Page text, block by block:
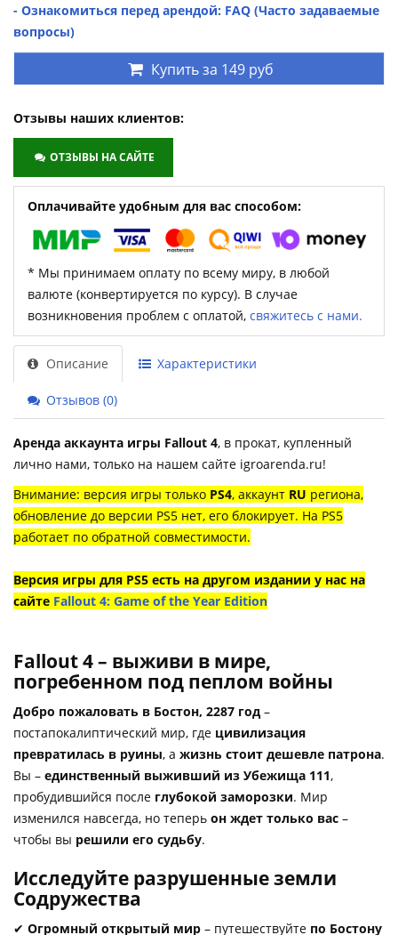
- Ознакомиться перед арендой: FAQ (Часто задаваемые
вопросы)
Купить за 149 руб
Отзывы наших клиентов:
ОТЗЫВЫ НА САЙТЕ
Оплачивайте удобным для вас способом:
* Мы принимаем оплату по всему миру, в любой
валюте (конвертируется по курсу). В случае
возникновения проблем с оплатой, свяжитесь с нами.
Описание Характеристики
Отзывов (0)
Аренда аккаунта игры Fallout 4, в прокат, купленный
лично нами, только на нашем сайте igroarenda.ru!
Внимание: версия игры только PS4, аккаунт RU региона,
обновление до версии PS5 нет, его блокирует. На PS5
работает по обратной совместимости.
Версия игры для PS5 есть на другом издании у нас на
сайте Fallout 4: Game of the Year Edition
Fallout 4 – выживи в мире,
погребенном под пеплом войны
Добро пожаловать в Бостон, 2287 год –
постапокалиптический мир, где цивилизация
превратилась в руины, а жизнь стоит дешевле патрона.
Вы – единственный выживший из Убежища 111,
пробудившийся после глубокой заморозки. Мир
изменился навсегда, но теперь он ждет только вас –
чтобы вы решили его судьбу.
Исследуйте разрушенные земли
Содружества
✔ Огромный открытый мир – путешествуйте по Бостону